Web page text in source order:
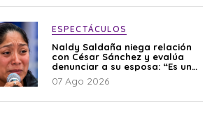
ESPECTÁCULOS
Naldy Saldaña niega relación
con César Sánchez y evalúa
denunciar a su esposa: “Es una
difamación”
07 Ago 2026